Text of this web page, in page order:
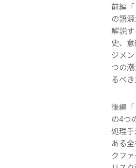
前編
の語
解説
史、
ジメ
つの
るべ
後編
の4つ
処理
ある
クフ